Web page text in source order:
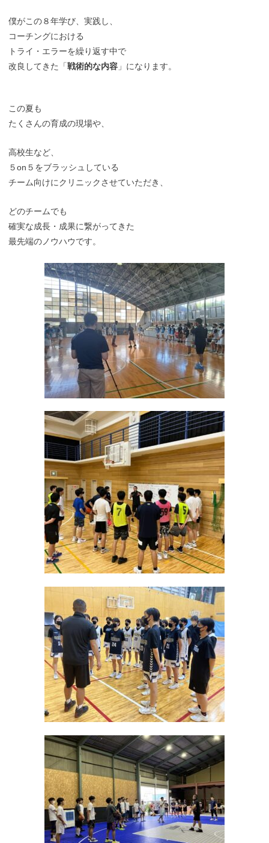
僕がこの８年学び、実践し、
コーチングにおける
トライ・エラーを繰り返す中で
改良してきた「戦術的な内容 」になります。
この夏も
たくさんの育成の現場や、
高校生など、
５on５をブラッシュしている
チーム向けにクリニックさせていただき、
どのチームでも
確実な成長・成果に繋がってきた
最先端のノウハウです。